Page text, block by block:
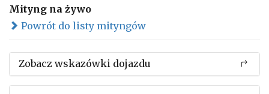
Mityng na żywo
Powrót do listy mityngów
Zobacz wskazówki dojazdu